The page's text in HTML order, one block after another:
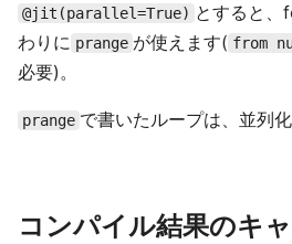
@jit(parallel=True) とすると、
わりに prange が使えます( from
必要)。
prange で書いたループは、並列化
コンパイル結果のキ